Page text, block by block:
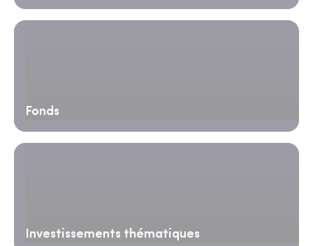
Fonds
Investissements thématiques